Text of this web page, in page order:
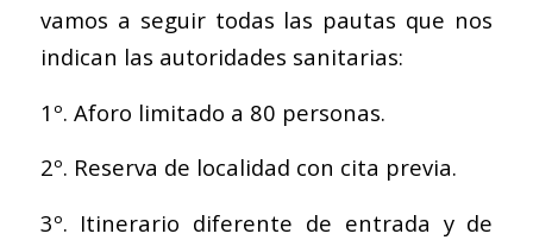
vamos a seguir todas las pautas que nos
indican las autoridades sanitarias:
1º. Aforo limitado a 80 personas.
2º. Reserva de localidad con cita previa.
3º. Itinerario diferente de entrada y de